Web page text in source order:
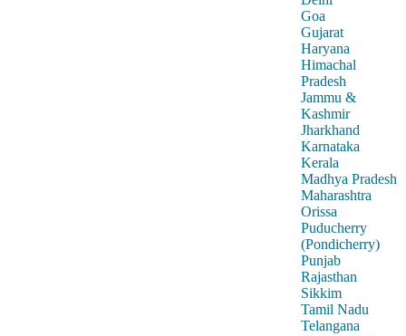
Goa
Gujarat
Haryana
Himachal
Pradesh
Jammu &
Kashmir
Jharkhand
Karnataka
Kerala
Madhya Pradesh
Maharashtra
Orissa
Puducherry
(Pondicherry)
Punjab
Rajasthan
Sikkim
Tamil Nadu
Telangana